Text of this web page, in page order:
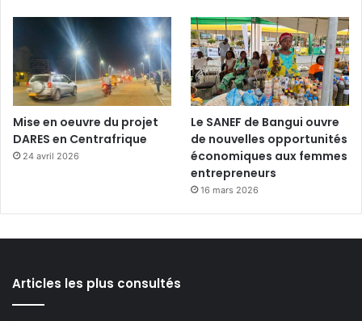
Mise en oeuvre du projet
DARES en Centrafrique
24 avril 2026
Le SANEF de Bangui ouvre
de nouvelles opportunités
économiques aux femmes
entrepreneurs
16 mars 2026
Articles les plus consultés